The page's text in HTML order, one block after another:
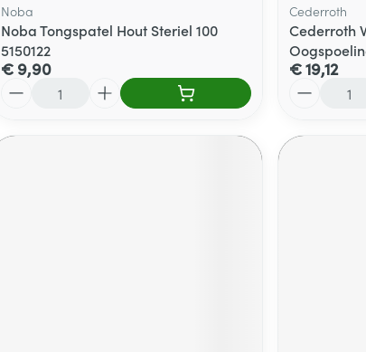
Noba
Noba Tongspatel Hout Steriel 100
5150122
€ 9,90
Cederroth
Cederroth
€ 19,12